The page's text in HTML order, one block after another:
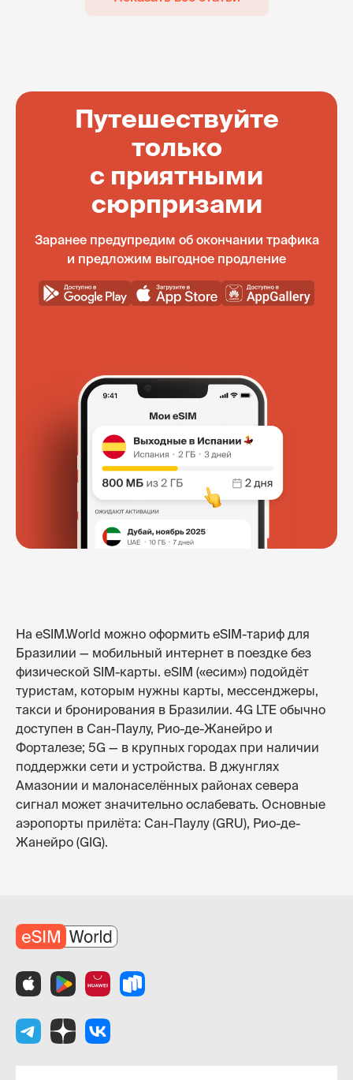
Путешествуйте
только
с приятными
сюрпризами
Заранее предупредим об окончании трафика
и предложим выгодное продление
На eSIM.World можно оформить eSIM-тариф для
Бразилии — мобильный интернет в поездке без
физической SIM-карты. eSIM («есим») подойдёт
туристам, которым нужны карты, мессенджеры,
такси и бронирования в Бразилии. 4G LTE обычно
доступен в Сан-Паулу, Рио-де-Жанейро и
Форталезе; 5G — в крупных городах при наличии
поддержки сети и устройства. В джунглях
Амазонии и малонаселённых районах севера
сигнал может значительно ослабевать. Основные
аэропорты прилёта: Сан-Паулу (GRU), Рио-де-
Жанейро (GIG).